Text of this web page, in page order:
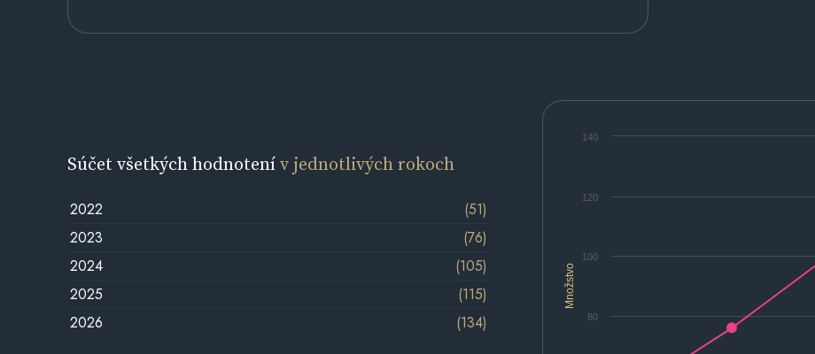
Množstvo
80
100
120
140
Súčet všetkých hodnotenív jednotlivých rokoch
2022
(51)
2023
(76)
2024
(105)
2025
(115)
2026
(134)